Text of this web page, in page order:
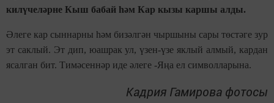
килүчеләрне Кыш бабай һәм Кар кызы каршы алды.
Әлеге кар сыннарны һәм бизәлгән чыршыны сары төстәге зур
эт саклый. Эт дип, юашрак ул, үзен-үзе яклый алмый, кардан
ясалган бит. Тимәсеннәр иде әлеге -Яңа ел символларына.
Кадрия Гамирова фотосы